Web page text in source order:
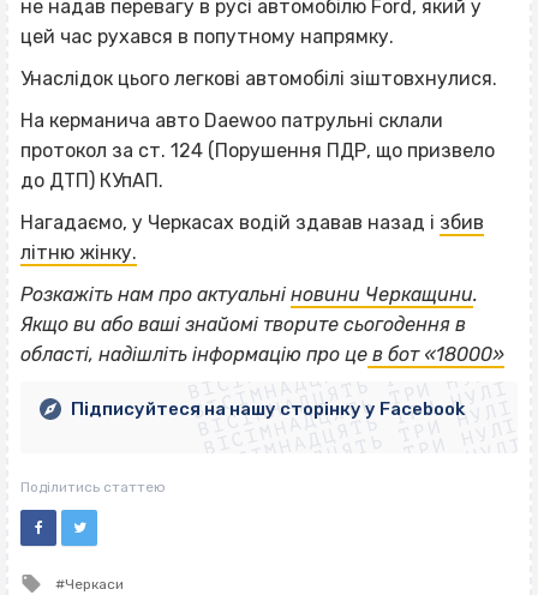
не надав перевагу в русі автомобілю Ford, який у
цей час рухався в попутному напрямку.
Унаслідок цього легкові автомобілі зіштовхнулися.
На керманича авто Daewoo патрульні склали
протокол за ст. 124 (Порушення ПДР, що призвело
до ДТП) КУпАП.
Нагадаємо, у Черкасах водій здавав назад і збив
літню жінку.
Розкажіть нам про актуальні новини Черкащини.
Якщо ви або ваші знайомі творите сьогодення в
області, надішліть інформацію про це в бот «18000»
ВІСІМНАДЦЯТЬ ТРИ НУЛІ
ВІСІМНАДЦЯТЬ ТРИ НУЛІ
ВІСІМНАДЦЯТЬ ТРИ НУЛІ
ВІСІМНАДЦЯТЬ ТРИ НУЛІ
ВІСІМНАДЦЯТЬ ТРИ НУЛІ
ВІСІМНАДЦЯТЬ ТРИ НУЛІ
ВІСІМНАДЦЯТЬ ТРИ НУЛІ
ВІСІМНАДЦЯТЬ ТРИ НУЛІ
Підписуйтеся на нашу сторінку у Facebook
Поділитись статтею
Tagged
Черкаси